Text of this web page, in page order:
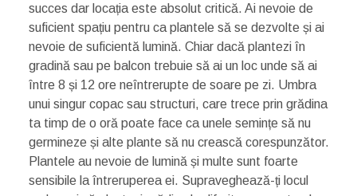
succes dar locația este absolut critică. Ai nevoie de
suficient spațiu pentru ca plantele să se dezvolte și ai
nevoie de suficientă lumină. Chiar dacă plantezi în
gradină sau pe balcon trebuie să ai un loc unde să ai
între 8 și 12 ore neîntrerupte de soare pe zi. Umbra
unui singur copac sau structuri, care trece prin grădina
ta timp de o oră poate face ca unele semințe să nu
germineze și alte plante să nu crească corespunzător.
Plantele au nevoie de lumină și multe sunt foarte
sensibile la întreruperea ei. Supraveghează-ți locul